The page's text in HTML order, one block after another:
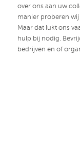
over ons aan uw
manier proberen
Maar dat lukt ons
hulp bij nodig.
bedrijven en of